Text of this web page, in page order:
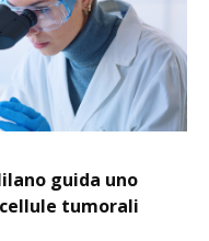
guida uno
tumorali